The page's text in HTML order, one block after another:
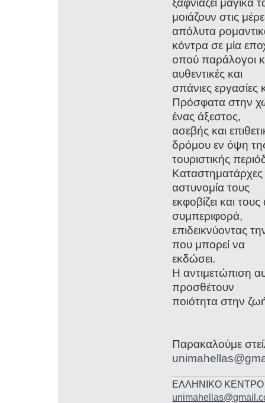
ξαφνιάζει μαγικά
μοιάζουν στις
απόλυτα
κόντρα σε μία
οπού παράλογοι
αυθεντικές και
σπάνιες
Πρόσφατα στην
ένας άξεστος,
ασεβής και
δρόμου εν όψη
τουριστικής
Καταστηματάρχες
αστυνομία τους
εκφοβίζει και
συμπεριφορά,
επιδεικνύοντας
που μπορεί να
εκδώσει.
Η αντιμετώπιση
προσθέτουν
ποιότητα στην
Παρακαλούμε
ΕΛΛΗΝΙΚΟ